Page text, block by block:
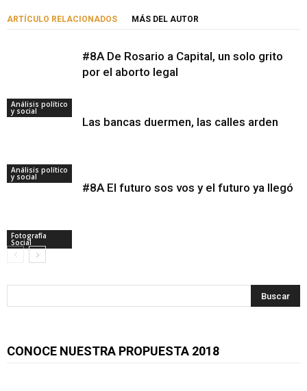
ARTÍCULO RELACIONADOS MÁS DEL AUTOR
Análisis político
y social
#8A De Rosario a Capital, un solo grito
por el aborto legal
Análisis político
y social
Las bancas duermen, las calles arden
Fotografía
Social
#8A El futuro sos vos y el futuro ya llegó
CONOCE NUESTRA PROPUESTA 2018